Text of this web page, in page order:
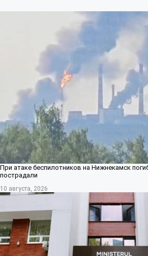
При атаке беспилотников на Нижнекамск
пострадали
10 августа, 2026